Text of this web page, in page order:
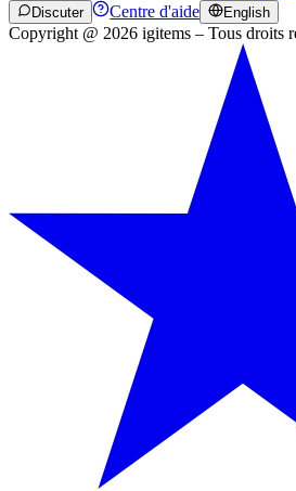
Discuter Centre d'aide English
Copyright @ 2026 igitems – Tous droits